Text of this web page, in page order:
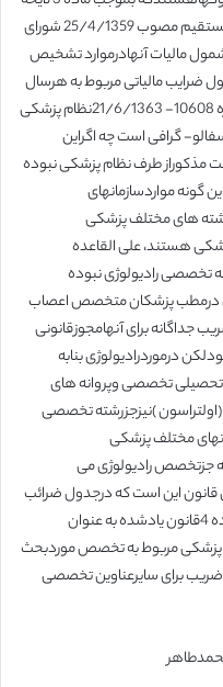
قانونی اصلاح بعضی ازموادقانون مالیاتهای مستقیم مصوب 25/4/1359 شورای
مالیات آنهادرموارد تشخیص
1358به بعدتابع جدول ضرایب مالیاتی مربوط به هرسال
شده است .بنابراین قطع نظرازاینکه نامه شماره 10608- 21/6/1363نظام پزشکی
گرافی است چه اگراین
مذکوراز طرف نظام پزشکی نبوده
گونه مواردسازمانهای
های مختلف پزشکی
هستند، علی القاعده
تخصصی رادیولوژی نبوده
درمطب پزشکان متخصص اعصاب
جداگانه برای آنهامجوزقانونی
آئین نامه ماده 71عمل شودلکن درموردرادیولوژی بنابه
تحصیلی تخصصی وپروانه های
)نیزجزرشته تخصصی
مختلف پزشکی
که جزتخصص رادیولوژی می
این است که درجدول ضرائب
مالیاتی فقط تحت عنوان “رادیولوگ “که درماده 4قانون یادشده به عنوان
پزشکی مربوط به تخصص موردبحث
برای سایرعناوین تخصصی